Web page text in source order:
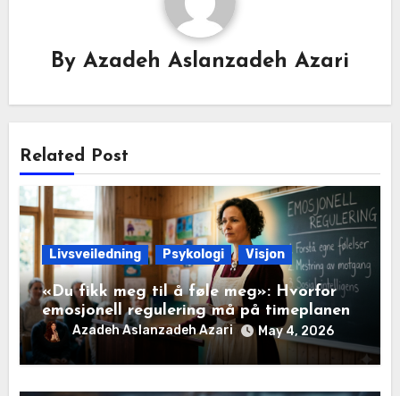
By Azadeh Aslanzadeh Azari
Related Post
Livsveiledning Psykologi Visjon
«Du fikk meg til å føle meg»: Hvorfor
emosjonell regulering må på timeplanen
Azadeh Aslanzadeh Azari May 4, 2026